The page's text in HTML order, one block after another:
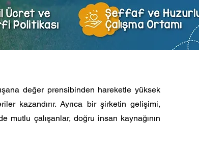
değer prensibinden hareketle yüksek
kazandırır. Ayrıca bir şirketin gelişimi,
mutlu çalışanlar, doğru insan kaynağının